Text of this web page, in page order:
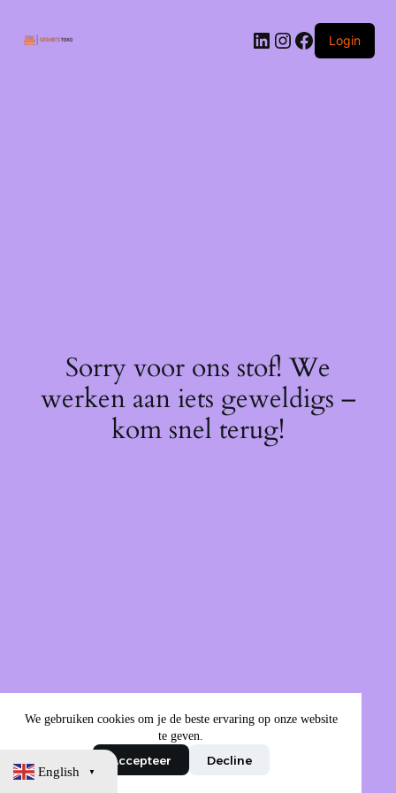
We gebruiken cookies om je de beste ervaring op onze website
te geven.
Accepteer Decline
LinkedIn
Instagram
Facebook
Login
Sorry voor ons stof! We
werken aan iets geweldigs –
kom snel terug!
English ▼